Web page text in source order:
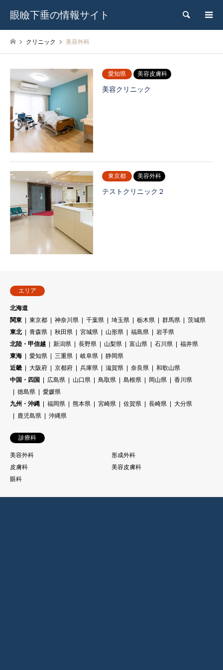
眼瞼下垂の情報サイト 検索
クリニック 美容外科
愛知県 美容皮膚科
美容クリニック
東京都 美容外科
テストクリニック２
エリア
北海道
関東
東京都 神奈川県 千葉県 埼玉県 栃木県 群馬県
茨城県
東北
青森県 秋田県 宮城県 山形県 福島県
岩手県
北陸・甲信越
新潟県 長野県 山梨県 富山県 石川県
福井県
東海
愛知県 三重県 岐阜県
静岡県
近畿
大阪府 京都府 兵庫県 滋賀県 奈良県
和歌山県
中国・四国
広島県 山口県 鳥取県 島根県 岡山県
香川県
徳島県
愛媛県
九州・沖縄
福岡県 熊本県 宮崎県 佐賀県 長崎県
大分県
鹿児島県
沖縄県
診療科
美容外科
形成外科
皮膚科
美容皮膚科
眼科